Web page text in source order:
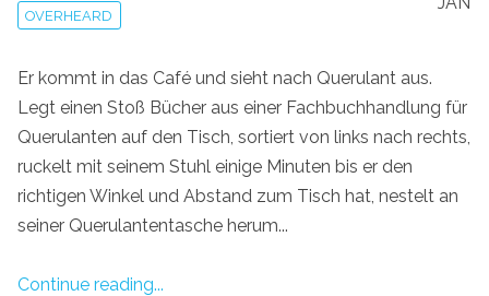
OVERHEARD
Er kommt in das Café und sieht nach Querulant aus.
Legt einen Stoß Bücher aus einer Fachbuchhandlung für
Querulanten auf den Tisch, sortiert von links nach rechts,
ruckelt mit seinem Stuhl einige Minuten bis er den
richtigen Winkel und Abstand zum Tisch hat, nestelt an
seiner Querulantentasche herum...
Continue reading...